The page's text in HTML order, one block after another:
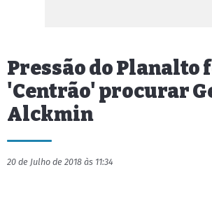
Pressão do Planalto
'Centrão' procurar
Alckmin
20 de Julho de 2018 às 11:34